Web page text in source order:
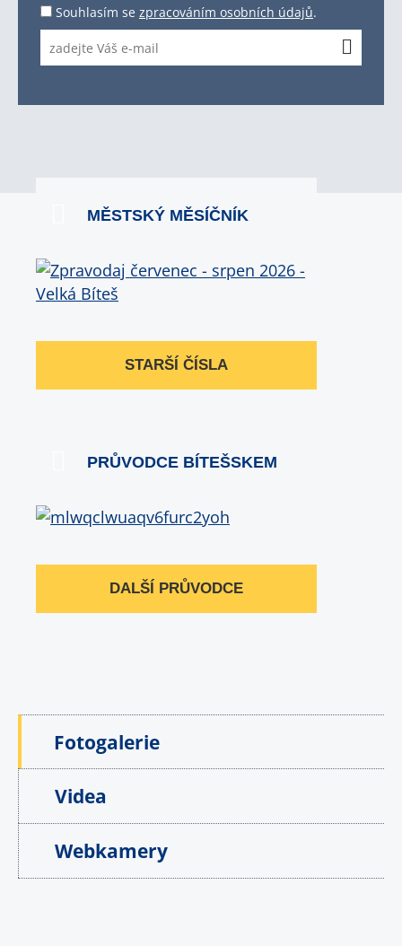
Souhlasím se zpracováním osobních údajů.
MĚSTSKÝ MĚSÍČNÍK
STARŠÍ ČÍSLA
PRŮVODCE BÍTEŠSKEM
DALŠÍ PRŮVODCE
Fotogalerie
Videa
Webkamery